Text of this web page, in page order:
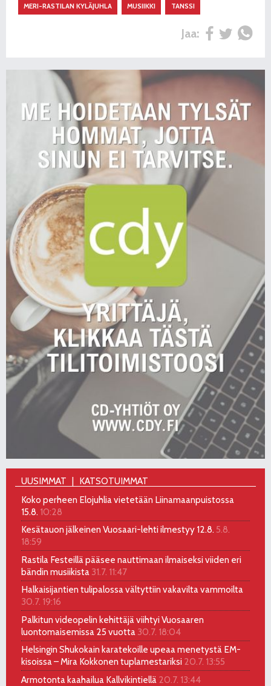
MERI-RASTILAN KYLÄJUHLA MUSIIKKI TANSSI
Jaa:
UUSIMMAT
KATSOTUIMMAT
Koko perheen Elojuhlia vietetään Liinamaanpuistossa
15.8. 10:28
Kesätauon jälkeinen Vuosaari-lehti ilmestyy 12.8. 5.8.
18:59
Rastila Festeillä pääsee nauttimaan ilmaiseksi viiden eri
bändin musiikista 31.7. 11:47
Halkaisijantien tulipalossa vältyttiin vakavilta vammoilta
30.7. 19:16
Palkitun videopelin kehittäjä viihtyi Vuosaaren
luontomaisemissa 25 vuotta 30.7. 18:04
Helsingin Shukokain karatekoille upeaa menetystä EM-
kisoissa – Mira Kokkonen tuplamestariksi 20.7. 13:55
Armotonta kaahailua Kallvikintiellä 20.7. 13:44